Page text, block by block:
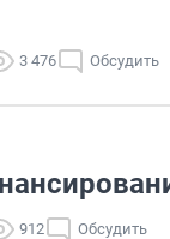
3 476 Обсудить
912 Обсудить